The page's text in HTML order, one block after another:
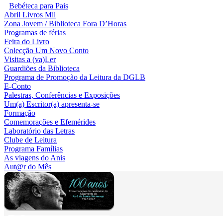
Bebéteca para Pais
Abril Livros Mil
Zona Jovem / Biblioteca Fora D’Horas
Programas de férias
Feira do Livro
Colecção Um Novo Conto
Visitas a (va)Ler
Guardiões da Biblioteca
Programa de Promoção da Leitura da DGLB
E-Conto
Palestras, Conferências e Exposições
Um(a) Escritor(a) apresenta-se
Formação
Comemorações e Efemérides
Laboratório das Letras
Clube de Leitura
Programa Famílias
As viagens do Anis
Aut@r do Mês